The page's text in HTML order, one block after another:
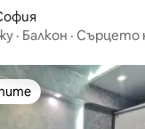
· Балкон · Сърцето
на гостите